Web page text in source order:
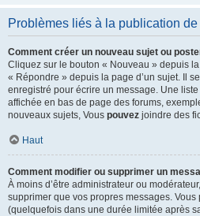
Problèmes liés à la publication
Comment créer un nouveau sujet ou
Cliquez sur le bouton « Nouveau » depuis la
« Répondre » depuis la page d’un sujet. Il
enregistré pour écrire un message. Une
affichée en bas de page des forums,
nouveaux sujets, Vous pouvez joindre des
Haut
Comment modifier ou supprimer un
À moins d’être administrateur ou
supprimer que vos propres messages.
(quelquefois dans une durée limitée après